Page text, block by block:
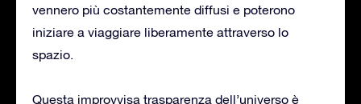
vennero più costantemente diffusi e poterono
iniziare a viaggiare liberamente attraverso lo
spazio.
Questa improvvisa trasparenza dell’universo è